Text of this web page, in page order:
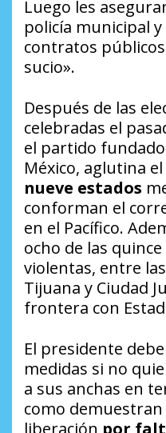
Luego les
policía municipal
contratos
sucio».
Después de las
celebradas el
el partido
México, aglutina
nueve estados
conforman el
en el Pacífico.
ocho de las
violentas, entre
Tijuana y Ciudad
frontera con
El presidente
medidas si no
a sus anchas en
como